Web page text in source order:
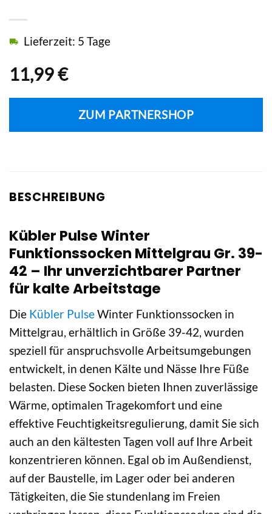
11,99€
Lieferzeit: 5 Tage
ZUM PARTNERSHOP
BESCHREIBUNG
Kübler Pulse Winter
Funktionssocken Mittelgrau Gr. 39-
42 – Ihr unverzichtbarer Partner
für kalte Arbeitstage
Die Kübler PulseWinter Funktionssocken in
Mittelgrau, erhältlich in Größe 39-42, wurden
speziell für anspruchsvolle Arbeitsumgebungen
entwickelt, in denen Kälte und Nässe Ihre Füße
belasten. Diese Socken bieten Ihnen zuverlässige
Wärme, optimalen Tragekomfort und eine
effektive Feuchtigkeitsregulierung, damit Sie sich
auch an den kältesten Tagen voll auf Ihre Arbeit
konzentrieren können. Egal ob im Außendienst,
auf der Baustelle, im Lager oder bei anderen
Tätigkeiten, die Sie stundenlang im Freien